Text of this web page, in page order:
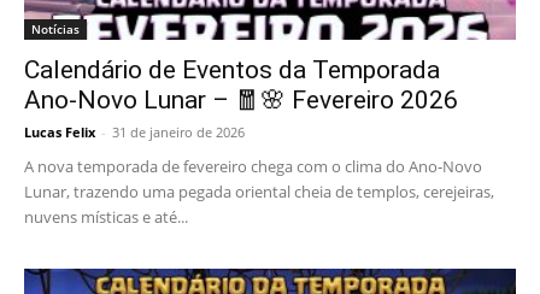
Notícias
Calendário de Eventos da Temporada
Ano‑Novo Lunar – 🧧🌸 Fevereiro 2026
Lucas Felix - 31 de janeiro de 2026
A nova temporada de fevereiro chega com o clima do Ano‑Novo
Lunar, trazendo uma pegada oriental cheia de templos, cerejeiras,
nuvens místicas e até...